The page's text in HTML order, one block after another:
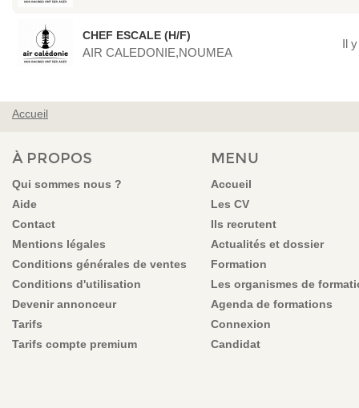
CHEF ESCALE (H/F)
AIR CALEDONIE,NOUMEA
Il
VOUS ÊTES ICI
Accueil
À PROPOS
Qui sommes nous ?
Aide
Contact
Mentions légales
Conditions générales de ventes
Conditions d'utilisation
Devenir annonceur
Tarifs
Tarifs compte premium
MENU
Accueil
Les CV
Ils recrutent
Actualités et dossier
Formation
Les organismes de
Agenda de formations
Connexion
Candidat